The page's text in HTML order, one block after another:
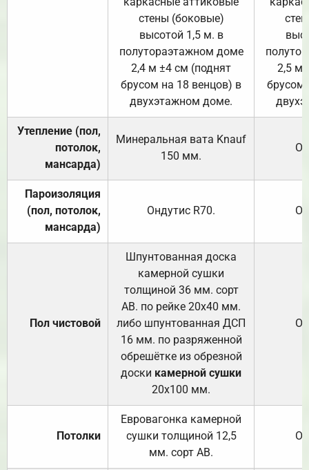
стены (боковые)
высотой 1,5 м. в
полутораэтажном доме
2,4 м ±4 см (поднят
брусом на 18 венцов) в
двухэтажном доме.
2,5 м
брусом
Утепление (пол,
потолок,
мансарда)
Минеральная вата Knauf
150 мм.
Пароизоляция
(пол, потолок,
мансарда)
Ондутис R70.
Пол чистовой
Шпунтованная доска
камерной сушки
толщиной 36 мм. сорт
АВ. по рейке 20х40 мм.
либо шпунтованная ДСП
16 мм. по разряженной
обрешётке из обрезной
доски камерной сушки
20х100 мм.
Потолки
Евровагонка камерной
сушки толщиной 12,5
мм. сорт АВ.